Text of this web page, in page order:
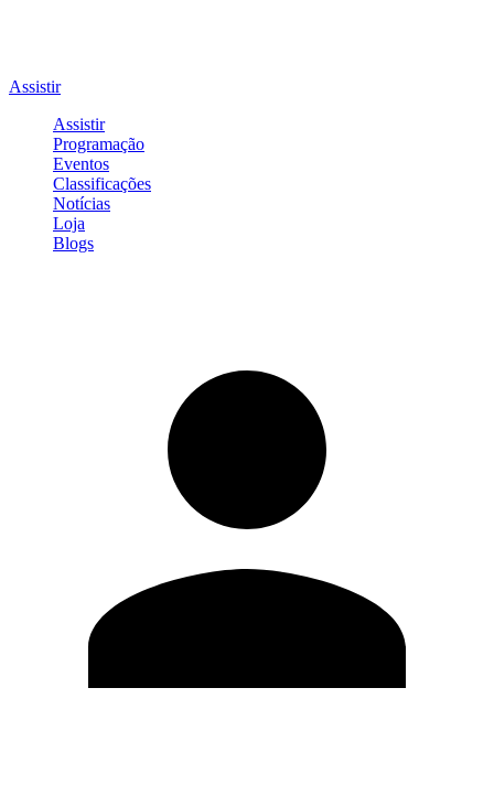
Assistir
Assistir
Programação
Eventos
Classificações
Notícias
Loja
Blogs